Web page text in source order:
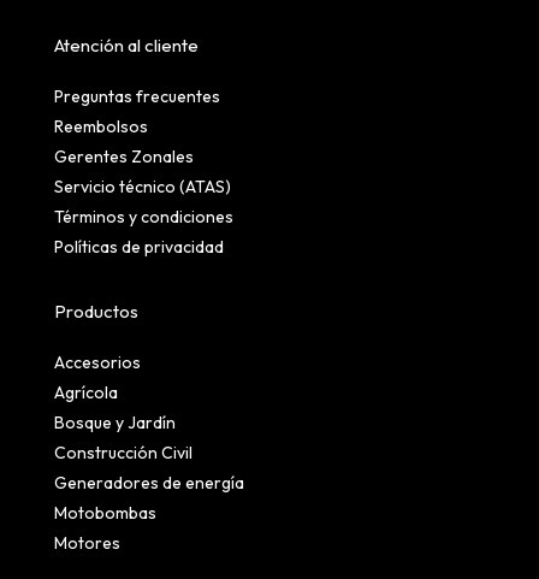
Atención al cliente
Preguntas frecuentes
Reembolsos
Gerentes Zonales
Servicio técnico (ATAS)
Términos y condiciones
Políticas de privacidad
Productos
Accesorios
Agrícola
Bosque y Jardín
Construcción Civil
Generadores de energía
Motobombas
Motores